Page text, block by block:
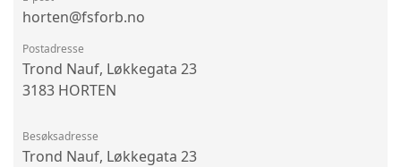
horten@fsforb.no
Postadresse
Trond Nauf, Løkkegata 23
3183 HORTEN
Besøksadresse
Trond Nauf, Løkkegata 23